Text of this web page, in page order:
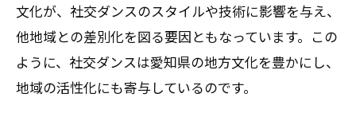
文化が、社交ダンスのスタイルや技術に影響を与え、
他地域との差別化を図る要因ともなっています。この
ように、社交ダンスは愛知県の地方文化を豊かにし、
地域の活性化にも寄与しているのです。